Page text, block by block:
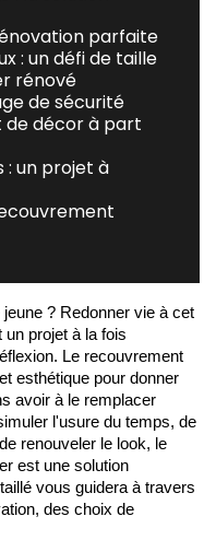
parfaite
: un défi de taille
rénové
de sécurité
? Redonner vie à cet
projet à la fois
Le recouvrement
esthétique pour donner
avoir à le remplacer
l'usure du temps, de
renouveler le look, le
est une solution
vous guidera à travers
des choix de